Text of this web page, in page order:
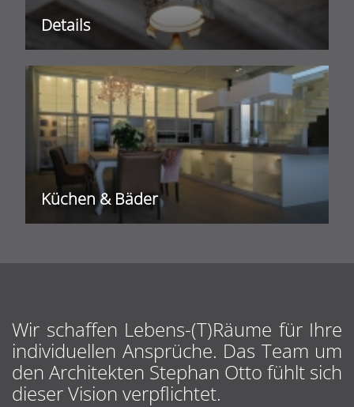
Details
Küchen & Bäder
Wir schaffen Lebens-(T)Räume für Ihre
individuellen Ansprüche. Das Team um
den Architekten Stephan Otto fühlt sich
dieser Vision verpflichtet.